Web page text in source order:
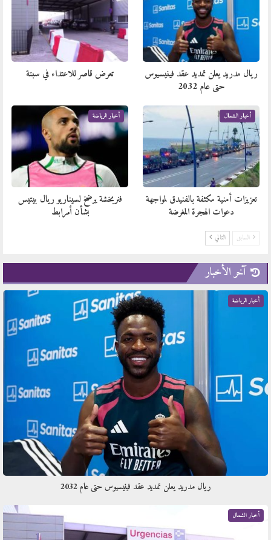
ريال مدريد يعلن تمديد عقد فينيسيوس
حتى عام 2032
تعرض قاصر للاعتداء في سبتة
أخبار الشمال
تعزيزات أمنية مكثفة بالفنيدق لمواجهة
دعوات الهجرة المغرضة
أخبار الرياضة
فنربخشة يرضخ لسيناريو ريال بيتيس
بشأن أمرابط
السابق التالي
آخر الأخبار
أخبار الرياضة
ريال مدريد يعلن تمديد عقد فينيسيوس حتى عام 2032
أخبار الشمال